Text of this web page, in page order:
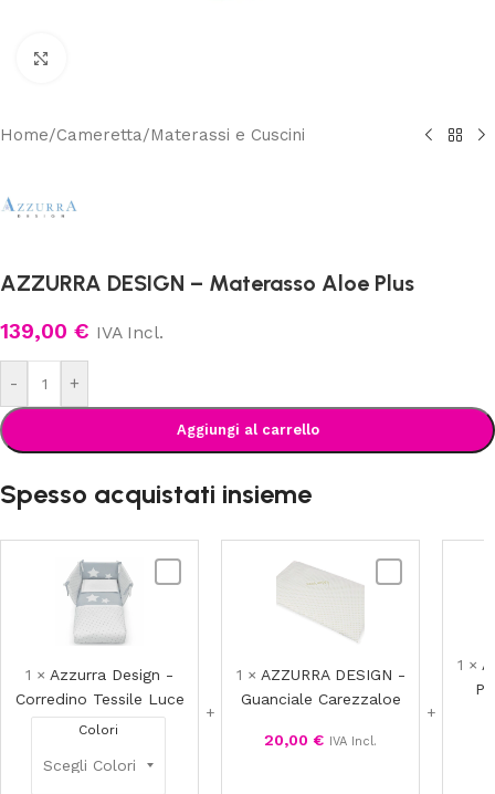
Home/Cameretta/Materassi e Cuscini
AZZURRA DESIGN – Materasso Aloe Plus
139,00 € IVA Incl.
- +
Aggiungi al carrello
Spesso acquistati insieme
1 × Azzurra Design -
Corredino Tessile Luce
Colori
Carezzaloe
1 × AZZURRA DESIGN -
Guanciale Carezzaloe
20,00 € IVA Incl.
1 ×